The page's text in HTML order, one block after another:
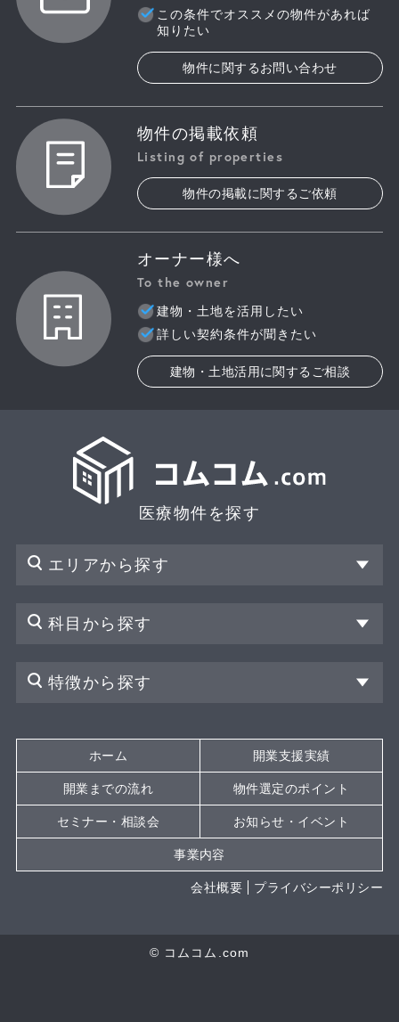
この条件でオススメの物件があれば
知りたい
物件に関するお問い合わせ
物件の掲載依頼
Listing of properties
物件の掲載に関するご依頼
オーナー様へ
To the owner
建物・土地を活用したい
詳しい契約条件が聞きたい
建物・土地活用に関するご相談
医療物件を探す
エリアから探す
科目から探す
特徴から探す
ホーム 開業支援実績
開業までの流れ 物件選定のポイント
セミナー・相談会 お知らせ・イベント
事業内容
会社概要 プライバシーポリシー
© コムコム.com